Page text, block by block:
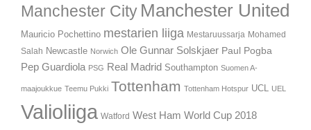
Manchester City Manchester United
Mauricio Pochettino mestarien liiga Mestaruussarja Mohamed
Salah Newcastle Norwich Ole Gunnar Solskjaer Paul Pogba
Pep Guardiola PSG Real Madrid Southampton Suomen A-
maajoukkue Teemu Pukki Tottenham Tottenham Hotspur UCL UEL
Valioliiga Watford West Ham World Cup 2018